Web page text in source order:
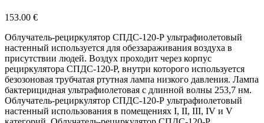
153.00 €
Облучатель-рециркулятор СПДС-120-Р ультрафиолетовый
настенный используется для обеззараживания воздуха в
присутствии людей. Воздух проходит через корпус
рециркулятора СПДС-120-Р, внутри которого используется
безозоновая трубчатая ртутная лампа низкого давления. Лампа
бактерицидная ультрафиолетовая с длинной волны 253,7 нм.
Облучатель-рециркулятор СПДС-120-Р ультрафиолетовый
настенный использования в помещениях I, II, III, IV и V